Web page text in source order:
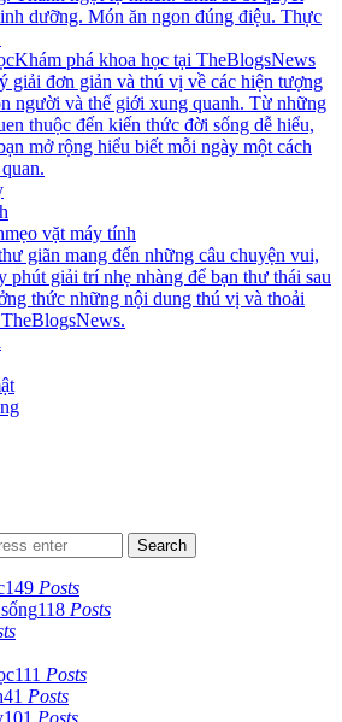
dưỡng. Món ăn ngon đúng điệu. Thực
Khám phá khoa học tại TheBlogsNews
giải đơn giản và thú vị về các hiện tượng
người và thế giới xung quanh. Từ những
thuộc đến kiến thức đời sống dễ hiểu,
mở rộng hiểu biết mỗi ngày một cách
mẹo vặt máy tính
giãn mang đến những câu chuyện vui,
phút giải trí nhẹ nhàng để bạn thư thái sau
thức những nội dung thú vị và thoải
Search
149 Posts
118 Posts
111 Posts
41 Posts